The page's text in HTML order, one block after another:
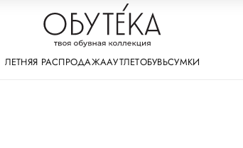
ЛЕТНЯЯ РАСПРОДАЖААУТЛЕТОБУВЬСУМКИ